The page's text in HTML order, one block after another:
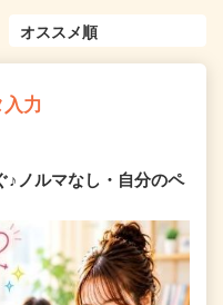
力
♪ノルマなし・自分のペ